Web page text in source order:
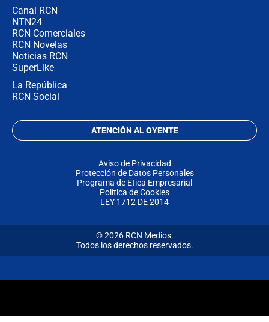
Canal RCN
NTN24
RCN Comerciales
RCN Novelas
Noticias RCN
SuperLike
La República
RCN Social
ATENCIÓN AL OYENTE
Aviso de Privacidad
Protección de Datos Personales
Programa de Ética Empresarial
Política de Cookies
LEY 1712 DE 2014
© 2026 RCN Medios.
Todos los derechos reservados.